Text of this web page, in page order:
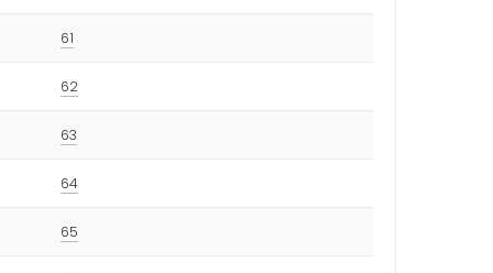
61
62
63
64
65